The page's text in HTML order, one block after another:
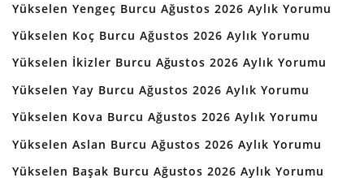
Yükselen Yengeç Burcu Ağustos 2026 Aylık Yorumu
Yükselen Koç Burcu Ağustos 2026 Aylık Yorumu
Yükselen İkizler Burcu Ağustos 2026 Aylık Yorumu
Yükselen Yay Burcu Ağustos 2026 Aylık Yorumu
Yükselen Kova Burcu Ağustos 2026 Aylık Yorumu
Yükselen Aslan Burcu Ağustos 2026 Aylık Yorumu
Yükselen Başak Burcu Ağustos 2026 Aylık Yorumu